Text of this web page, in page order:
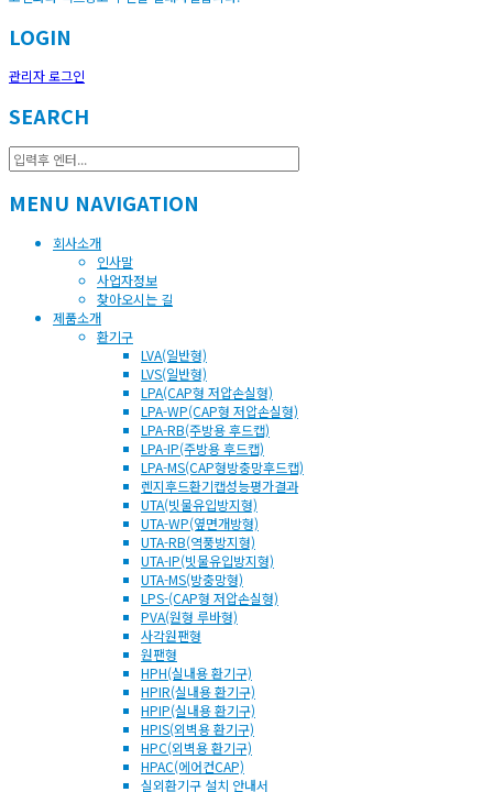
LOGIN
관리자 로그인
SEARCH
MENU NAVIGATION
회사소개
인사말
사업자정보
찾아오시는 길
제품소개
환기구
LVA(일반형)
LVS(일반형)
LPA(CAP형 저압손실형)
LPA-WP(CAP형 저압손실형)
LPA-RB(주방용 후드캡)
LPA-IP(주방용 후드캡)
LPA-MS(CAP형방충망후드캡)
렌지후드환기캡성능평가결과
UTA(빗물유입방지형)
UTA-WP(옆면개방형)
UTA-RB(역풍방지형)
UTA-IP(빗물유입방지형)
UTA-MS(방충망형)
LPS-(CAP형 저압손실형)
PVA(원형 루바형)
사각원팬형
원팬형
HPH(실내용 환기구)
HPIR(실내용 환기구)
HPIP(실내용 환기구)
HPIS(외벽용 환기구)
HPC(외벽용 환기구)
HPAC(에어컨CAP)
실외환기구 설치 안내서